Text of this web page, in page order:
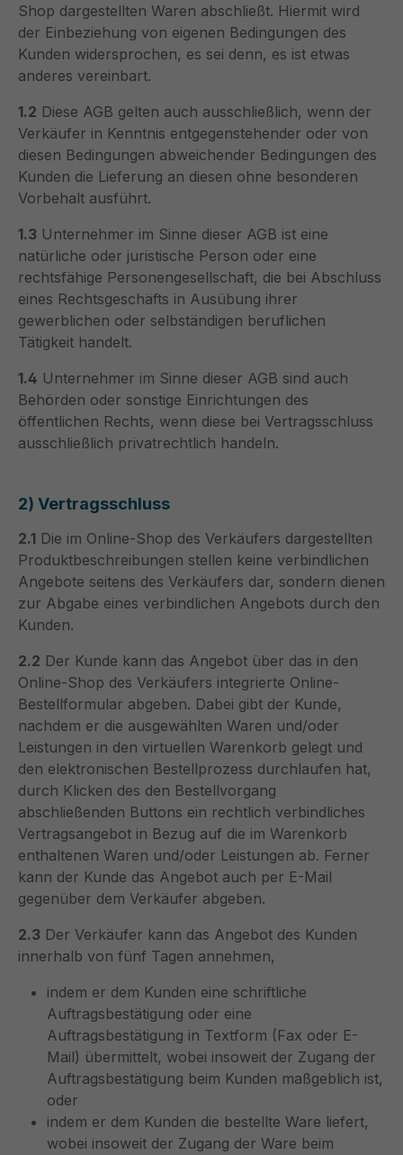
Shop dargestellten Waren abschließt. Hiermit wird
der Einbeziehung von eigenen Bedingungen des
Kunden widersprochen, es sei denn, es ist etwas
anderes vereinbart.
1.2 Diese AGB gelten auch ausschließlich, wenn der
Verkäufer in Kenntnis entgegenstehender oder von
diesen Bedingungen abweichender Bedingungen des
Kunden die Lieferung an diesen ohne besonderen
Vorbehalt ausführt.
1.3 Unternehmer im Sinne dieser AGB ist eine
natürliche oder juristische Person oder eine
rechtsfähige Personengesellschaft, die bei Abschluss
eines Rechtsgeschäfts in Ausübung ihrer
gewerblichen oder selbständigen beruflichen
Tätigkeit handelt.
1.4 Unternehmer im Sinne dieser AGB sind auch
Behörden oder sonstige Einrichtungen des
öffentlichen Rechts, wenn diese bei Vertragsschluss
ausschließlich privatrechtlich handeln.
2) Vertragsschluss
2.1 Die im Online-Shop des Verkäufers dargestellten
Produktbeschreibungen stellen keine verbindlichen
Angebote seitens des Verkäufers dar, sondern dienen
zur Abgabe eines verbindlichen Angebots durch den
Kunden.
2.2 Der Kunde kann das Angebot über das in den
Online-Shop des Verkäufers integrierte Online-
Bestellformular abgeben. Dabei gibt der Kunde,
nachdem er die ausgewählten Waren und/oder
Leistungen in den virtuellen Warenkorb gelegt und
den elektronischen Bestellprozess durchlaufen hat,
durch Klicken des den Bestellvorgang
abschließenden Buttons ein rechtlich verbindliches
Vertragsangebot in Bezug auf die im Warenkorb
enthaltenen Waren und/oder Leistungen ab. Ferner
kann der Kunde das Angebot auch per E-Mail
gegenüber dem Verkäufer abgeben.
2.3 Der Verkäufer kann das Angebot des Kunden
innerhalb von fünf Tagen annehmen,
indem er dem Kunden eine schriftliche
Auftragsbestätigung oder eine
Auftragsbestätigung in Textform (Fax oder E-
Mail) übermittelt, wobei insoweit der Zugang der
Auftragsbestätigung beim Kunden maßgeblich ist,
oder
indem er dem Kunden die bestellte Ware liefert,
wobei insoweit der Zugang der Ware beim